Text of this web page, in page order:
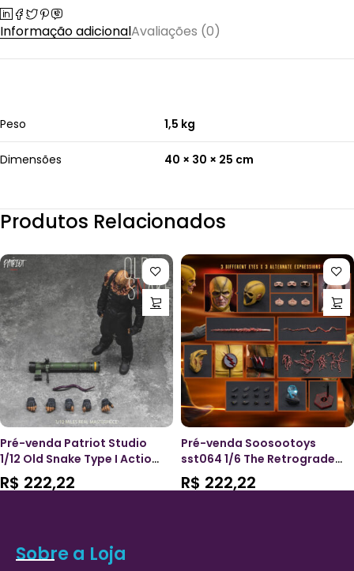
Informação adicionalAvaliações (0)
Peso 1,5 kg
Dimensões 40 × 30 × 25 cm
Produtos Relacionados
Pré-venda Patriot Studio
1/12 Old Snake Type I Action
Figure
R$ 222,22
Pré-venda Soosootoys
sst064 1/6 The Retrograde
Speedster
R$ 222,22
Sobre a Loja